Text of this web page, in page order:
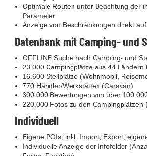
Optimale Routen unter Beachtung der
Parameter
Anzeige von Beschränkungen direkt
Datenbank mit Camping- und
OFFLINE Suche nach Camping- und
23.000 Campingplätze aus 44 Ländern
16.600 Stellplätze (Wohnmobil,
770 Händler/Werkstätten (Caravan)
300.000 Bewertungen von über
220.000 Fotos zu den Campingplätzen
Individuell
Eigene POIs, inkl. Import, Export,
Individuelle Anzeige der Infofelder